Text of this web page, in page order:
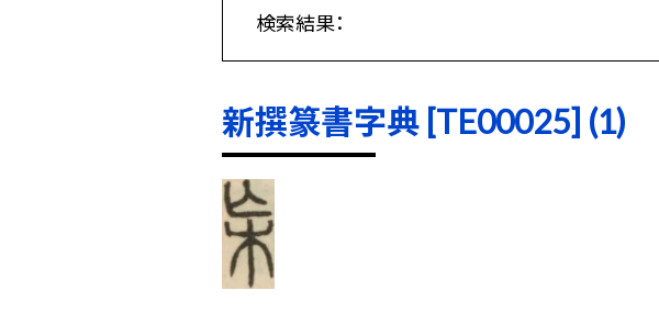
検索結果：
新撰篆書字典 [TE00025] (1)